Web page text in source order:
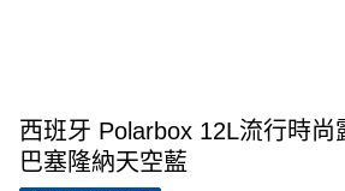
西班牙 Polarbox 12L流行時尚
巴塞隆納天空藍